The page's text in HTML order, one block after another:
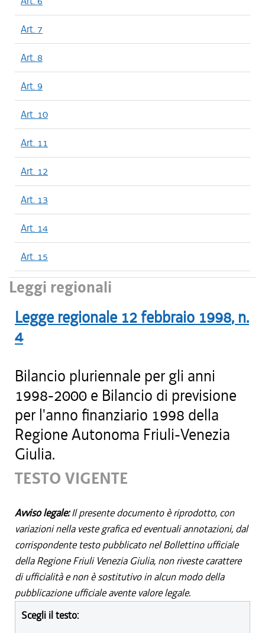
Art. 7
Art. 8
Art. 9
Art. 10
Art. 11
Art. 12
Art. 13
Art. 14
Art. 15
Leggi regionali
Legge regionale 12 febbraio 1998, n.
4
Bilancio pluriennale per gli anni
1998-2000 e Bilancio di previsione
per l'anno finanziario 1998 della
Regione Autonoma Friuli-Venezia
Giulia.
TESTO VIGENTE
Avviso legale:Il presente documento è riprodotto, con
variazioni nella veste grafica ed eventuali annotazioni, dal
corrispondente testo pubblicato nel Bollettino ufficiale
della Regione Friuli Venezia Giulia, non riveste carattere
di ufficialità e non è sostitutivo in alcun modo della
pubblicazione ufficiale avente valore legale.
Scegli il testo: